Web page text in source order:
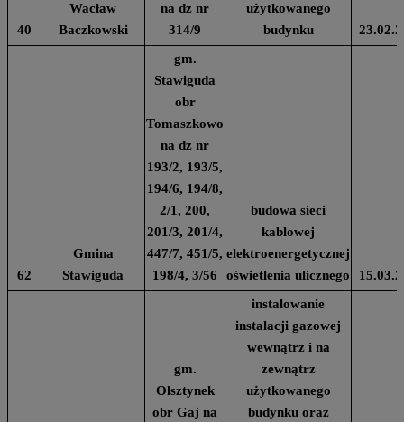
40
Wacław
Baczkowski
na dz nr
314/9
użytkowanego
budynku
62
Gmina
Stawiguda
gm.
Stawiguda
obr
Tomaszkowo
na dz nr
193/2, 193/5,
194/6, 194/8,
2/1, 200,
201/3, 201/4,
447/7, 451/5,
198/4, 3/56
budowa sieci
kablowej
elektroenergetycznej
oświetlenia ulicznego
gm.
Olsztynek
obr Gaj na
instalowanie
instalacji gazowej
wewnątrz i na
zewnątrz
użytkowanego
budynku oraz